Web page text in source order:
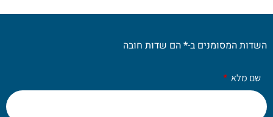
השדות המסומנים ב-*הם שדות חובה
שם מלא